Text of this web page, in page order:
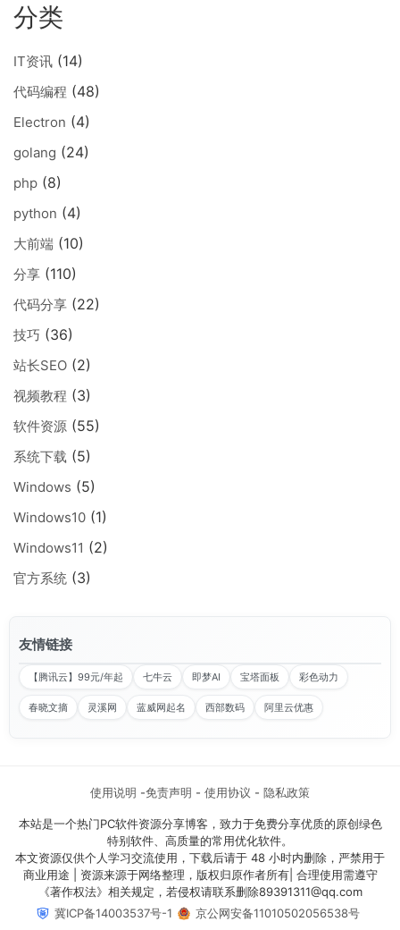
分类
IT资讯 (14)
代码编程 (48)
Electron (4)
golang (24)
php (8)
python (4)
大前端 (10)
分享 (110)
代码分享 (22)
技巧 (36)
站长SEO (2)
视频教程 (3)
软件资源 (55)
系统下载 (5)
Windows (5)
Windows10 (1)
Windows11 (2)
官方系统 (3)
友情链接
【腾讯云】99元/年起 七牛云 即梦AI 宝塔面板 彩色动力
春晓文摘 灵溪网 蓝威网起名 西部数码 阿里云优惠
使用说明 -免责声明 - 使用协议 - 隐私政策
本站是一个热门PC软件资源分享博客，致力于免费分享优质的原创绿色
特别软件、高质量的常用优化软件。
本文资源仅供个人学习交流使用，下载后请于 48 小时内删除，严禁用于
商业用途 | 资源来源于网络整理，版权归原作者所有| 合理使用需遵守
《著作权法》相关规定，若侵权请联系删除​89391311@qq.com
冀ICP备14003537号-1
京公网安备11010502056538号